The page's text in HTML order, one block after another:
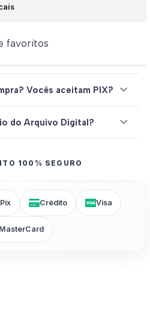
favoritos
Vocês aceitam PIX?
do Arquivo Digital?
100% SEGURO
Pix Crédito Visa
MasterCard